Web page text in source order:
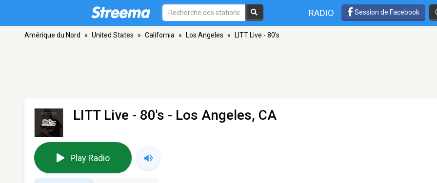
RADIO Session de Facebook
Amérique du Nord » United States » California » Los Angeles » LITT Live - 80's
LITT Live - 80's - Los Angeles, CA
Play Radio